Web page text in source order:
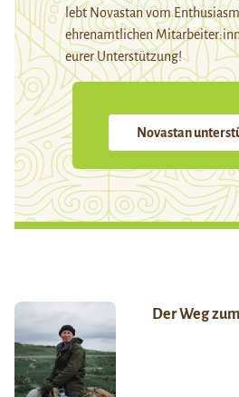
lebt Novastan vom
ehrenamtlichen
eurer Unterstützung!
Novastan
Der Weg